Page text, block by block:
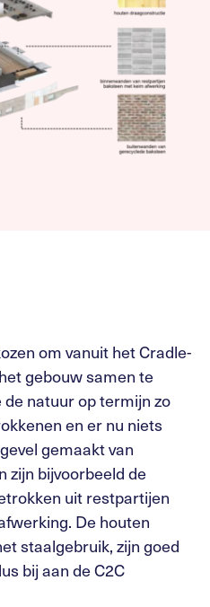
om vanuit het Cradle-
gebouw samen te
natuur op termijn zo
en er nu niets
gemaakt van
zijn bijvoorbeeld de
uit restpartijen
De houten
staalgebruik, zijn goed
bij aan de C2C